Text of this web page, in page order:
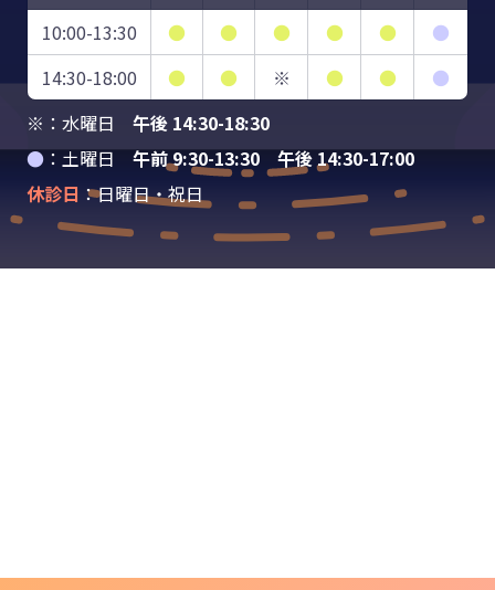
10:00-13:30 ● ● ● ● ●
●
14:30-18:00
● ● ※ ● ●
●
※：水曜日 午後 14:30-18:30
●：土曜日午前 9:30-13:30 午後 14:30-17:00
休診日 ：日曜日・祝日